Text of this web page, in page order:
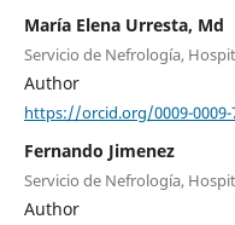
María Elena Urresta, Md
Servicio de Nefrología,
Author
https://orcid.org/0009-0009-
Fernando Jimenez
Servicio de Nefrología,
Author